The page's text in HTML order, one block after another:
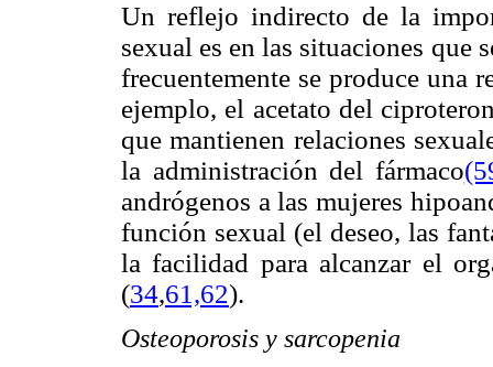
Un reflejo indirecto de la
sexual es en las situaciones que
frecuentemente se produce una
ejemplo, el acetato del
que mantienen relaciones
la administración del fármaco
andrógenos a las mujeres
función sexual (el deseo, las
la facilidad para alcanzar el
(34,61,62).
Osteoporosis y sarcopenia